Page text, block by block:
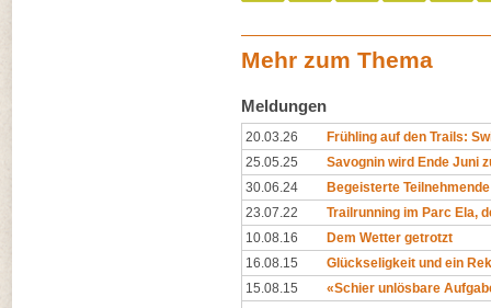
Mehr zum Thema
Meldungen
20.03.26
Frühling auf den Trails:
25.05.25
Savognin wird Ende Juni
30.06.24
Begeisterte
23.07.22
Trailrunning im Parc Ela,
10.08.16
Dem Wetter getrotzt
16.08.15
Glückseligkeit und ein
15.08.15
«Schier unlösbare